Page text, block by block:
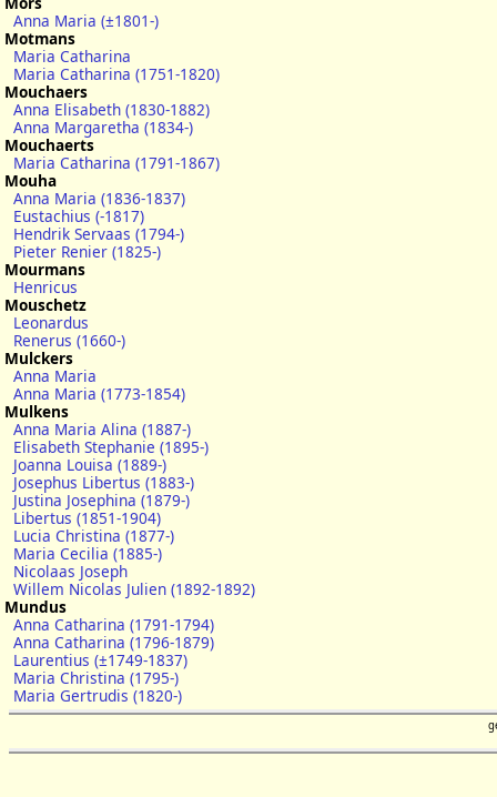
Anna Maria (±1801-)
Motmans
Maria Catharina
Maria Catharina (1751-1820)
Mouchaers
Anna Elisabeth (1830-1882)
Anna Margaretha (1834-)
Mouchaerts
Maria Catharina (1791-1867)
Mouha
Anna Maria (1836-1837)
Eustachius (-1817)
Hendrik Servaas (1794-)
Pieter Renier (1825-)
Mourmans
Henricus
Mouschetz
Leonardus
Renerus (1660-)
Mulckers
Anna Maria
Anna Maria (1773-1854)
Mulkens
Anna Maria Alina (1887-)
Elisabeth Stephanie (1895-)
Joanna Louisa (1889-)
Josephus Libertus (1883-)
Justina Josephina (1879-)
Libertus (1851-1904)
Lucia Christina (1877-)
Maria Cecilia (1885-)
Nicolaas Joseph
Willem Nicolas Julien (1892-1892)
Mundus
Anna Catharina (1791-1794)
Anna Catharina (1796-1879)
Laurentius (±1749-1837)
Maria Christina (1795-)
Maria Gertrudis (1820-)